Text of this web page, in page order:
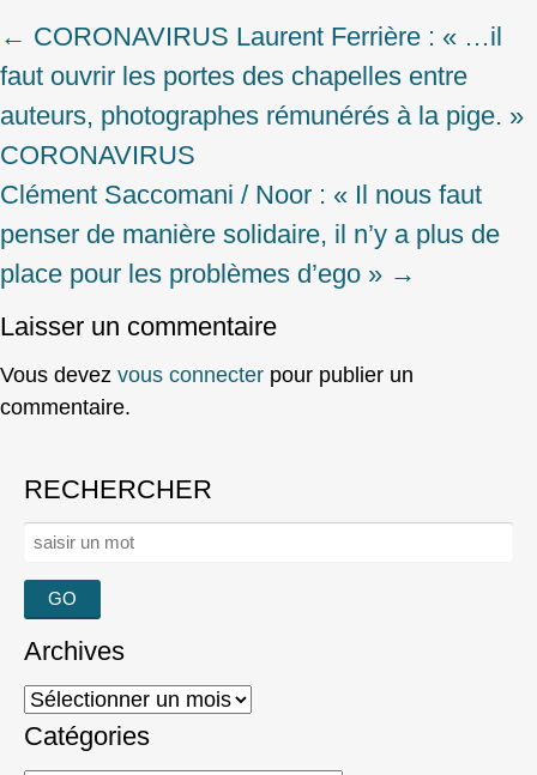
Post
navigation
← CORONAVIRUS Laurent Ferrière : « …il
faut ouvrir les portes des chapelles entre
auteurs, photographes rémunérés à la pige. »
CORONAVIRUS
Clément Saccomani / Noor : « Il nous faut
penser de manière solidaire, il n’y a plus de
place pour les problèmes d’ego » →
Laisser un commentaire
Vous devez vous connecter pour publier un
commentaire.
RECHERCHER
Rechercher :
Archives
Archives
Catégories